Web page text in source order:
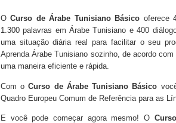
OCurso de Árabe Tunisiano Básico oferece
1.300 palavras em Árabe Tunisiano e 400
uma situação diária real para facilitar o seu
Aprenda Árabe Tunisiano sozinho, de acordo
uma maneira eficiente e rápida.
Com oCurso de Árabe Tunisiano Básico
Quadro Europeu Comum de Referência para as
E você pode começar agora mesmo! O